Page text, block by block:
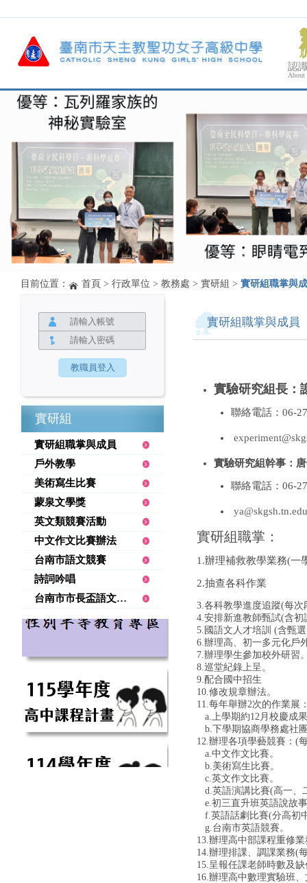
認
About
目前位置： 首頁 > 行政單位 > 教務處 > 實研組 > 實研組職掌與
實研組
實研組職掌與成員
戶外教學
美術寫生比賽
蒙泉文學獎
英文類競賽活動
中文作文比賽辦法
台南市語文競賽
詩詞吟唱
台南市市長盃語文競賽
實研組職掌與成員
實驗研究組長：
聯絡電話：06-
實驗研究組幹事：
聯絡電話：06-
實研組職掌：
1.辦理補救教學業務(一
2.抽查各科作業
3.各科教學進度追蹤(每次
4.安排新進教師甄試(含初
5.國語文人才培訓 (含甄
6.辦理高、初一多元化戶
7.辦理學生參加校外研習
8.巡堂紀錄上呈。
9.配合國中招生
10.修改規章辦法。
11.每年舉辦2次的作業展
a.上學期約12月校慶成
b.下學期協商學務處社
12.辦理各項學藝競賽：(
a.中文作文比賽。
b.美術寫生比賽。
c.英文作文比賽。
d.英語演講比賽(高一、
e.初三直升班英語說故
f.英語話劇比賽(分高初
g.台南市英語競賽。
13.辦理高中部課程重修
14.辦理排課、調課業務(
15.呈報任課老師時數及
16.辦理高中數理實驗班